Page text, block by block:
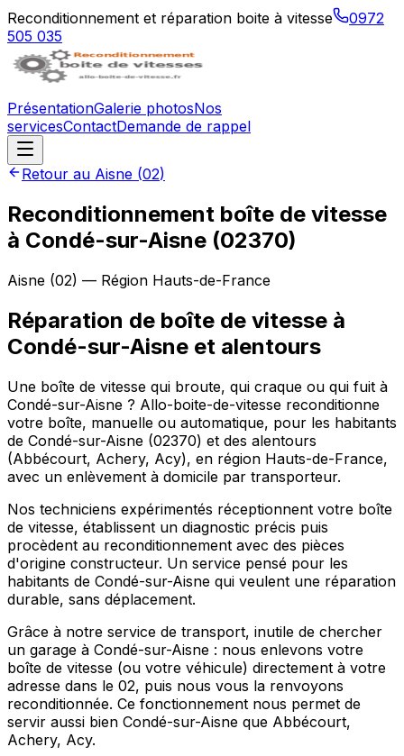
Reconditionnement et réparation boite à vitesse
0972
505 035
PrésentationGalerie photosNos
servicesContactDemande de rappel
Retour au Aisne (02)
Reconditionnement boîte de vitesse
à Condé-sur-Aisne (02370)
Aisne (02) — Région Hauts-de-France
Réparation de boîte de vitesse à
Condé-sur-Aisne et alentours
Une boîte de vitesse qui broute, qui craque ou qui fuit à
Condé-sur-Aisne ? Allo-boite-de-vitesse reconditionne
votre boîte, manuelle ou automatique, pour les habitants
de Condé-sur-Aisne (02370) et des alentours
(Abbécourt, Achery, Acy), en région Hauts-de-France,
avec un enlèvement à domicile par transporteur.
Nos techniciens expérimentés réceptionnent votre boîte
de vitesse, établissent un diagnostic précis puis
procèdent au reconditionnement avec des pièces
d'origine constructeur. Un service pensé pour les
habitants de Condé-sur-Aisne qui veulent une réparation
durable, sans déplacement.
Grâce à notre service de transport, inutile de chercher
un garage à Condé-sur-Aisne : nous enlevons votre
boîte de vitesse (ou votre véhicule) directement à votre
adresse dans le 02, puis nous vous la renvoyons
reconditionnée. Ce fonctionnement nous permet de
servir aussi bien Condé-sur-Aisne que Abbécourt,
Achery, Acy.